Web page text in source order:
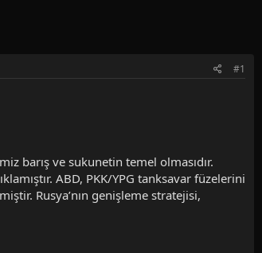
#1
barış ve sukunetin temel olmasıdır.
ABD, PKK/YPG tanksavar füzelerini
Rusya’nın genişleme stratejisi,